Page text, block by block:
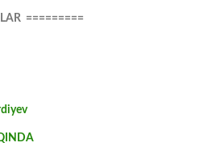
=========